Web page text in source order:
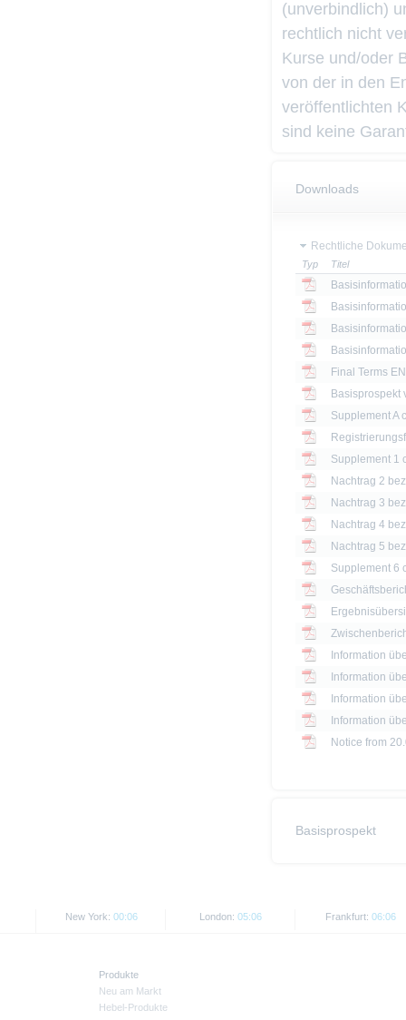
(unverbindlich)
rechtlich nicht
Kurse und/oder
von der in den
veröffentlichten
sind keine
Downloads
Rechtliche
Typ Titel
Final Terms EN
Basisprospekt
Nachtrag 2
Nachtrag 3
Nachtrag 4
Nachtrag 5
Information
Information
Information
Information
Notice from
Basisprospekt
New York: 00:06 London: 05:06 Frankfurt: 06:06
Produkte
Neu am Markt
Hebel-Produkte